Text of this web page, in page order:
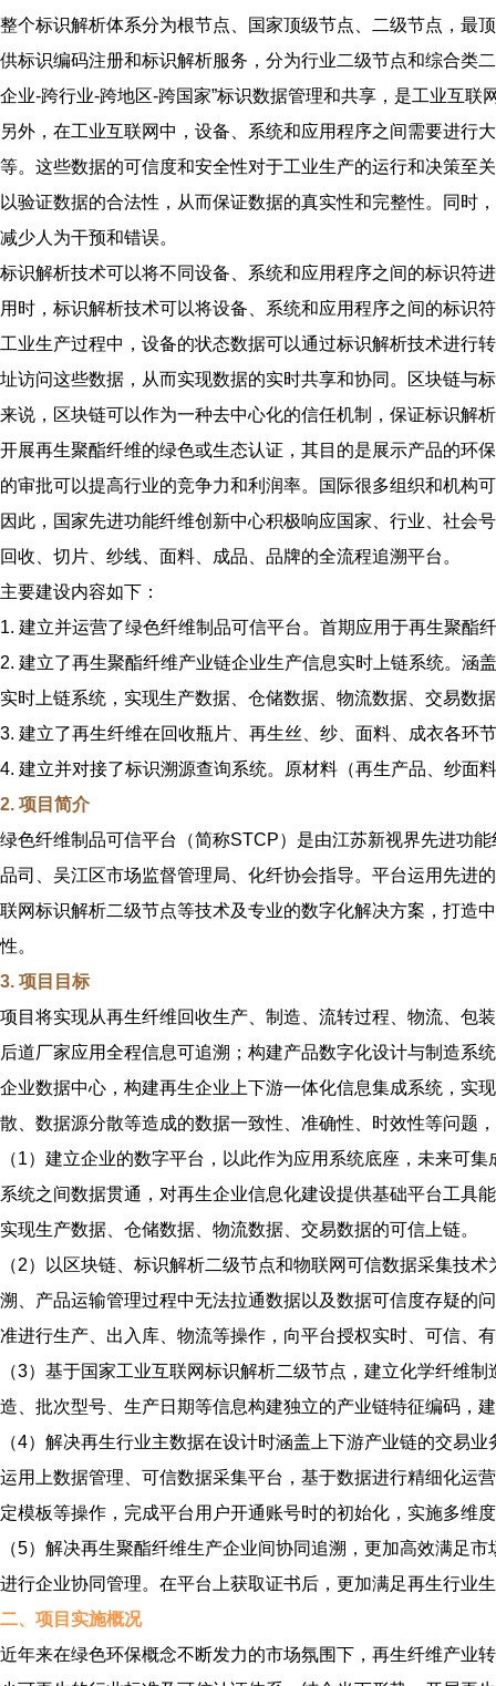
整个标识解析体系分为根节点、国家顶级节点、二级节点，最
供标识编码注册和标识解析服务，分为行业二级节点和综合类
企业-跨行业-跨地区-跨国家”标识数据管理和共享，是工业互联
另外，在工业互联网中，设备、系统和应用程序之间需要进行
等。这些数据的可信度和安全性对于工业生产的运行和决策至
以验证数据的合法性，从而保证数据的真实性和完整性。同时
减少人为干预和错误。
标识解析技术可以将不同设备、系统和应用程序之间的标识符
用时，标识解析技术可以将设备、系统和应用程序之间的标识
工业生产过程中，设备的状态数据可以通过标识解析技术进行
址访问这些数据，从而实现数据的实时共享和协同。区块链与
来说，区块链可以作为一种去中心化的信任机制，保证标识解
开展再生聚酯纤维的绿色或生态认证，其目的是展示产品的环
的审批可以提高行业的竞争力和利润率。国际很多组织和机构
因此，国家先进功能纤维创新中心积极响应国家、行业、社会
回收、切片、纱线、面料、成品、品牌的全流程追溯平台。
主要建设内容如下：
1. 建立并运营了绿色纤维制品可信平台。首期应用于再生聚酯
2. 建立了再生聚酯纤维产业链企业生产信息实时上链系统。涵
实时上链系统，实现生产数据、仓储数据、物流数据、交易数
3. 建立了再生纤维在回收瓶片、再生丝、纱、面料、成衣各环
4. 建立并对接了标识溯源查询系统。原材料（再生产品、纱面
2. 项目简介
绿色纤维制品可信平台（简称STCP）是由江苏新视界先进功
品司、吴江区市场监督管理局、化纤协会指导。平台运用先进
联网标识解析二级节点等技术及专业的数字化解决方案，打造
性。
3. 项目目标
项目将实现从再生纤维回收生产、制造、流转过程、物流、包
后道厂家应用全程信息可追溯；构建产品数字化设计与制造系
企业数据中心，构建再生企业上下游一体化信息集成系统，实
散、数据源分散等造成的数据一致性、准确性、时效性等问题
（1）建立企业的数字平台，以此作为应用系统底座，未来可
系统之间数据贯通，对再生企业信息化建设提供基础平台工具
实现生产数据、仓储数据、物流数据、交易数据的可信上链。
（2）以区块链、标识解析二级节点和物联网可信数据采集技
溯、产品运输管理过程中无法拉通数据以及数据可信度存疑的
准进行生产、出入库、物流等操作，向平台授权实时、可信、
（3）基于国家工业互联网标识解析二级节点，建立化学纤维
造、批次型号、生产日期等信息构建独立的产业链特征编码，
（4）解决再生行业主数据在设计时涵盖上下游产业链的交易
运用上数据管理、可信数据采集平台，基于数据进行精细化运
定模板等操作，完成平台用户开通账号时的初始化，实施多维
（5）解决再生聚酯纤维生产企业间协同追溯，更加高效满足
进行企业协同管理。在平台上获取证书后，更加满足再生行业
二、项目实施概况
近年来在绿色环保概念不断发力的市场氛围下，再生纤维产业